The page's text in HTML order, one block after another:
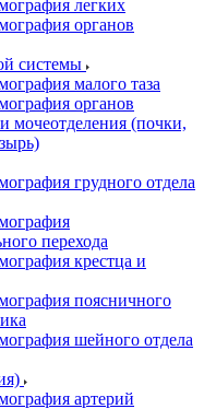
легких
органов
системы
малого таза
органов
мочеотделения (почки,
грудного отдела
перехода
крестца и
поясничного
шейного отдела
артерий